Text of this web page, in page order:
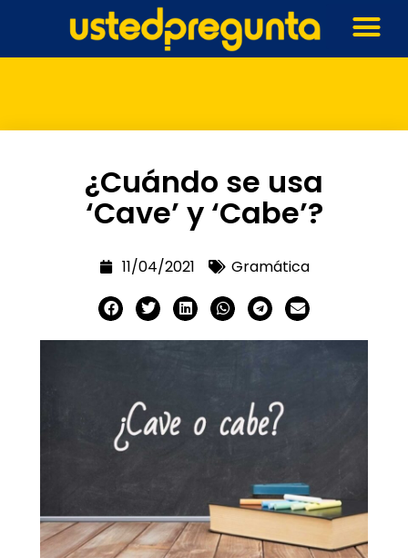
¿Cuándo se usa
‘Cave’ y ‘Cabe’?
11/04/2021 Gramática